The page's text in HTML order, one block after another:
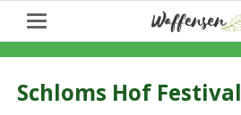
Schloms Hof Festival